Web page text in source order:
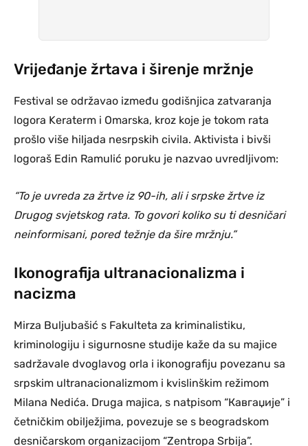
Vrijeđanje žrtava i širenje mržnje
Festival se održavao između godišnjica zatvaranja
logora Keraterm i Omarska, kroz koje je tokom rata
prošlo više hiljada nesrpskih civila. Aktivista i bivši
logoraš Edin Ramulić poruku je nazvao uvredljivom:
“To je uvreda za žrtve iz 90-ih, ali i srpske žrtve iz
Drugog svjetskog rata. To govori koliko su ti desničari
neinformisani, pored težnje da šire mržnju.”
Ikonografija ultranacionalizma i
nacizma
Mirza Buljubašić s Fakulteta za kriminalistiku,
kriminologiju i sigurnosne studije kaže da su majice
sadržavale dvoglavog orla i ikonografiju povezanu sa
srpskim ultranacionalizmom i kvislinškim režimom
Milana Nedića. Druga majica, s natpisom “Кавгаџије” i
četničkim obilježjima, povezuje se s beogradskom
desničarskom organizacijom “Zentropa Srbija”.